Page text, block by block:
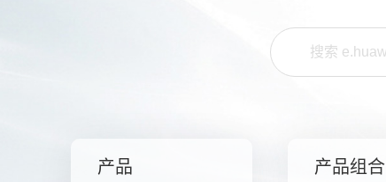
产品 产品组合